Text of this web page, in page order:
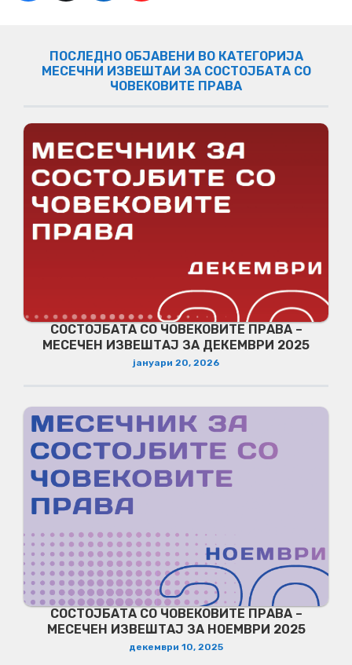
ПОСЛЕДНО ОБЈАВЕНИ ВО КАТЕГОРИЈА
МЕСЕЧНИ ИЗВЕШТАИ ЗА СОСТОЈБАТА СО
ЧОВЕКОВИТЕ ПРАВА
СОСТОЈБАТА СО ЧОВЕКОВИТЕ ПРАВА –
МЕСЕЧЕН ИЗВЕШТАЈ ЗА ДЕКЕМВРИ 2025
јануари 20, 2026
СОСТОЈБАТА СО ЧОВЕКОВИТЕ ПРАВА –
МЕСЕЧЕН ИЗВЕШТАЈ ЗА НОЕМВРИ 2025
декември 10, 2025